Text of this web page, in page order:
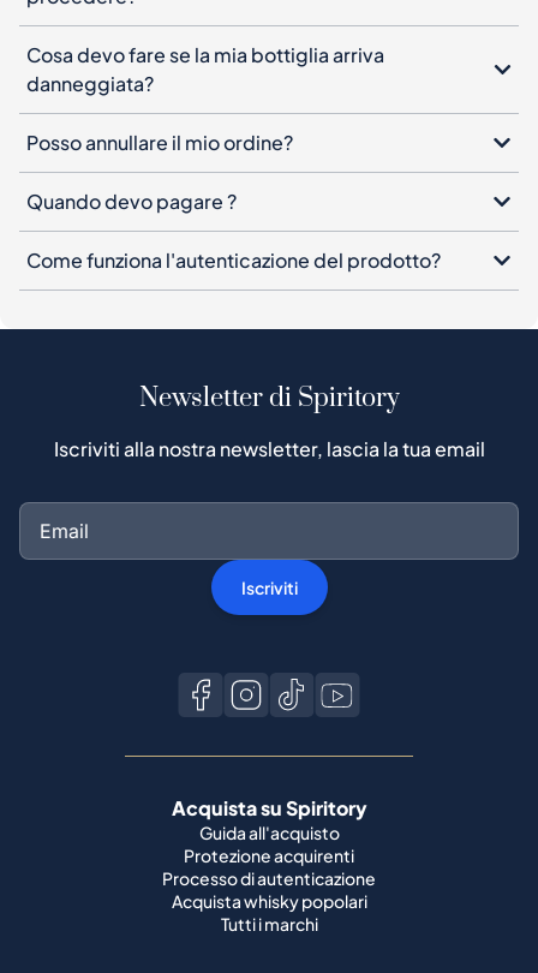
Cosa devo fare se la mia bottiglia arriva
danneggiata?
Posso annullare il mio ordine?
Quando devo pagare ?
Come funziona l'autenticazione del prodotto?
Newsletter di Spiritory
Iscriviti alla nostra newsletter, lascia la tua email
Iscriviti
Acquista su Spiritory
Guida all'acquisto
Protezione acquirenti
Processo di autenticazione
Acquista whisky popolari
Tutti i marchi